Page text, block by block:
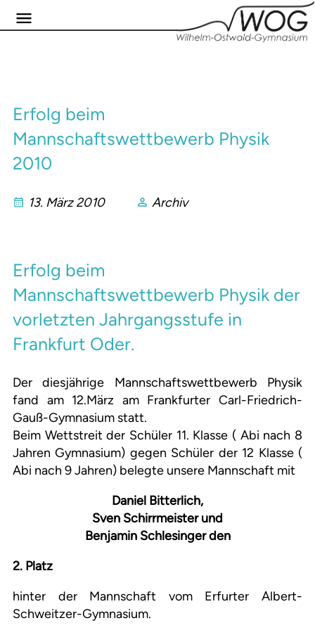
Erfolg beim
Mannschaftswettbewerb Physik
2010
13. März 2010 Archiv
Erfolg beim
Mannschaftswettbewerb Physik der
vorletzten Jahrgangsstufe in
Frankfurt Oder.
Der diesjährige Mannschaftswettbewerb Physik
fand am 12.März am Frankfurter Carl-Friedrich-
Gauß-Gymnasium statt.
Beim Wettstreit der Schüler 11. Klasse ( Abi nach 8
Jahren Gymnasium) gegen Schüler der 12 Klasse (
Abi nach 9 Jahren) belegte unsere Mannschaft mit
Daniel Bitterlich,
Sven Schirrmeister und
Benjamin Schlesinger den
2. Platz
hinter der Mannschaft vom Erfurter Albert-
Schweitzer-Gymnasium.